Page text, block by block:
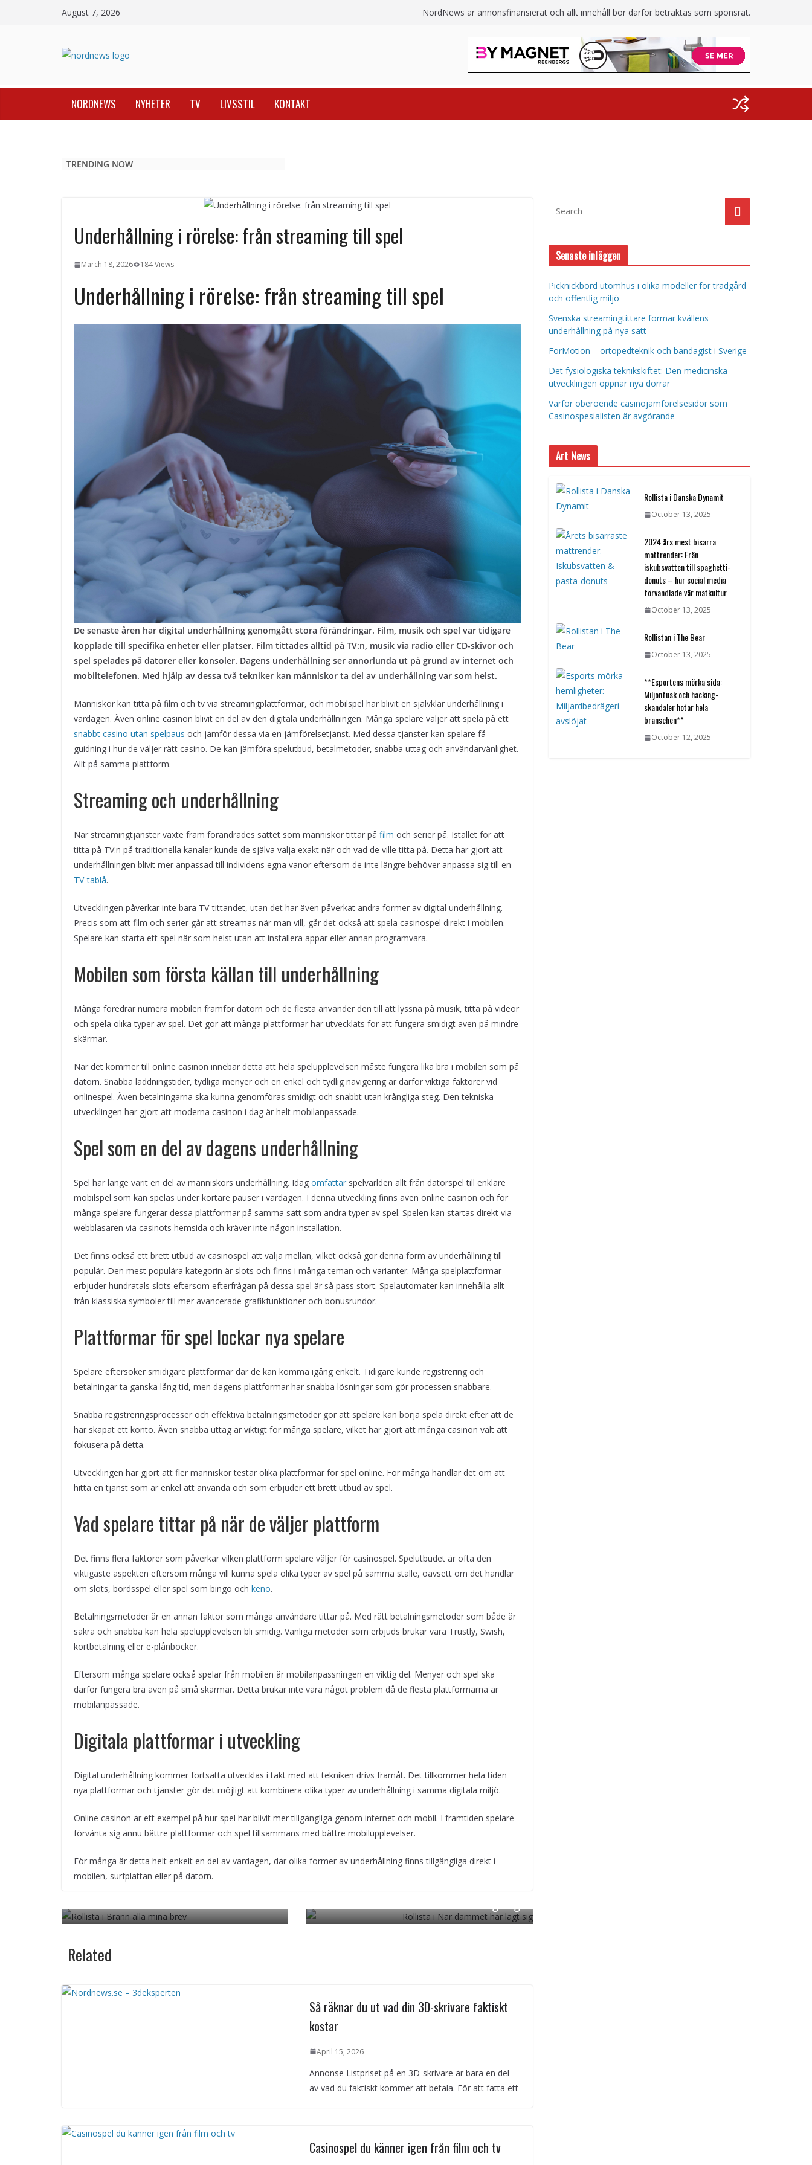
August 7, 2026 NordNews är annonsfinansierat och allt innehåll bör därför betraktas som sponsrat.
NORDNEWS NYHETER TV LIVSSTIL KONTAKT
TRENDING NOW
Underhållning i rörelse: från streaming till spel
March 18, 2026 184 Views
Underhållning i rörelse: från streaming till spel
De senaste åren har digital underhållning genomgått stora förändringar. Film, musik och spel var tidigare
kopplade till specifika enheter eller platser. Film tittades alltid på TV:n, musik via radio eller CD-skivor och
spel spelades på datorer eller konsoler. Dagens underhållning ser annorlunda ut på grund av internet och
mobiltelefonen. Med hjälp av dessa två tekniker kan människor ta del av underhållning var som helst.
Människor kan titta på film och tv via streamingplattformar, och mobilspel har blivit en självklar underhållning i
vardagen. Även online casinon blivit en del av den digitala underhållningen. Många spelare väljer att spela på ett
snabbt casino utan spelpaus och jämför dessa via en jämförelsetjänst. Med dessa tjänster kan spelare få
guidning i hur de väljer rätt casino. De kan jämföra spelutbud, betalmetoder, snabba uttag och användarvänlighet.
Allt på samma plattform.
Streaming och underhållning
När streamingtjänster växte fram förändrades sättet som människor tittar på film och serier på. Istället för att
titta på TV:n på traditionella kanaler kunde de själva välja exakt när och vad de ville titta på. Detta har gjort att
underhållningen blivit mer anpassad till individens egna vanor eftersom de inte längre behöver anpassa sig till en
TV-tablå.
Utvecklingen påverkar inte bara TV-tittandet, utan det har även påverkat andra former av digital underhållning.
Precis som att film och serier går att streamas när man vill, går det också att spela casinospel direkt i mobilen.
Spelare kan starta ett spel när som helst utan att installera appar eller annan programvara.
Mobilen som första källan till underhållning
Många föredrar numera mobilen framför datorn och de flesta använder den till att lyssna på musik, titta på videor
och spela olika typer av spel. Det gör att många plattformar har utvecklats för att fungera smidigt även på mindre
skärmar.
När det kommer till online casinon innebär detta att hela spelupplevelsen måste fungera lika bra i mobilen som på
datorn. Snabba laddningstider, tydliga menyer och en enkel och tydlig navigering är därför viktiga faktorer vid
onlinespel. Även betalningarna ska kunna genomföras smidigt och snabbt utan krångliga steg. Den tekniska
utvecklingen har gjort att moderna casinon i dag är helt mobilanpassade.
Spel som en del av dagens underhållning
Spel har länge varit en del av människors underhållning. Idag omfattar spelvärlden allt från datorspel till enklare
mobilspel som kan spelas under kortare pauser i vardagen. I denna utveckling finns även online casinon och för
många spelare fungerar dessa plattformar på samma sätt som andra typer av spel. Spelen kan startas direkt via
webbläsaren via casinots hemsida och kräver inte någon installation.
Det finns också ett brett utbud av casinospel att välja mellan, vilket också gör denna form av underhållning till
populär. Den mest populära kategorin är slots och finns i många teman och varianter. Många spelplattformar
erbjuder hundratals slots eftersom efterfrågan på dessa spel är så pass stort. Spelautomater kan innehålla allt
från klassiska symboler till mer avancerade grafikfunktioner och bonusrundor.
Plattformar för spel lockar nya spelare
Spelare eftersöker smidigare plattformar där de kan komma igång enkelt. Tidigare kunde registrering och
betalningar ta ganska lång tid, men dagens plattformar har snabba lösningar som gör processen snabbare.
Snabba registreringsprocesser och effektiva betalningsmetoder gör att spelare kan börja spela direkt efter att de
har skapat ett konto. Även snabba uttag är viktigt för många spelare, vilket har gjort att många casinon valt att
fokusera på detta.
Utvecklingen har gjort att fler människor testar olika plattformar för spel online. För många handlar det om att
hitta en tjänst som är enkel att använda och som erbjuder ett brett utbud av spel.
Vad spelare tittar på när de väljer plattform
Det finns flera faktorer som påverkar vilken plattform spelare väljer för casinospel. Spelutbudet är ofta den
viktigaste aspekten eftersom många vill kunna spela olika typer av spel på samma ställe, oavsett om det handlar
om slots, bordsspel eller spel som bingo och keno.
Betalningsmetoder är en annan faktor som många användare tittar på. Med rätt betalningsmetoder som både är
säkra och snabba kan hela spelupplevelsen bli smidig. Vanliga metoder som erbjuds brukar vara Trustly, Swish,
kortbetalning eller e-plånböcker.
Eftersom många spelare också spelar från mobilen är mobilanpassningen en viktig del. Menyer och spel ska
därför fungera bra även på små skärmar. Detta brukar inte vara något problem då de flesta plattformarna är
mobilanpassade.
Digitala plattformar i utveckling
Digital underhållning kommer fortsätta utvecklas i takt med att tekniken drivs framåt. Det tillkommer hela tiden
nya plattformar och tjänster gör det möjligt att kombinera olika typer av underhållning i samma digitala miljö.
Online casinon är ett exempel på hur spel har blivit mer tillgängliga genom internet och mobil. I framtiden spelare
förvänta sig ännu bättre plattformar och spel tillsammans med bättre mobilupplevelser.
För många är detta helt enkelt en del av vardagen, där olika former av underhållning finns tillgängliga direkt i
mobilen, surfplattan eller på datorn.
Related
Så räknar du ut vad din 3D-skrivare faktiskt
kostar
April 15, 2026
Annonse Listpriset på en 3D-skrivare är bara en del
av vad du faktiskt kommer att betala. För att fatta ett
Casinospel du känner igen från film och tv
Senaste inläggen
Picknickbord utomhus i olika modeller för trädgård
och offentlig miljö
Svenska streamingtittare formar kvällens
underhållning på nya sätt
ForMotion – ortopedteknik och bandagist i Sverige
Det fysiologiska teknikskiftet: Den medicinska
utvecklingen öppnar nya dörrar
Varför oberoende casinojämförelsesidor som
Casinospesialisten är avgörande
Art News
Rollista i Danska Dynamit
October 13, 2025
2024 års mest bisarra
mattrender: Från
iskubsvatten till spaghetti-
donuts – hur social media
förvandlade vår matkultur
October 13, 2025
Rollistan i The Bear
October 13, 2025
**Esportens mörka sida:
Miljonfusk och hacking-
skandaler hotar hela
branschen**
October 12, 2025